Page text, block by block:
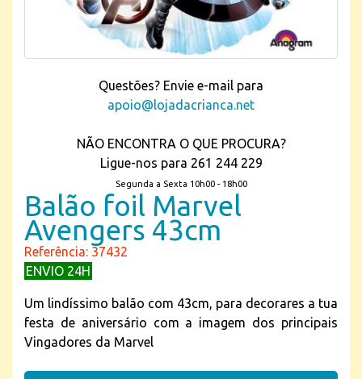
Questões? Envie e-mail para
apoio@lojadacrianca.net
NÃO ENCONTRA O QUE PROCURA?
Ligue-nos para 261 244 229
Segunda a Sexta 10h00 - 18h00
Balão foil Marvel
Avengers 43cm
Referência: 37432
ENVIO 24H
Um lindíssimo balão com 43cm, para decorares a tua
festa de aniversário com a imagem dos principais
Vingadores da Marvel